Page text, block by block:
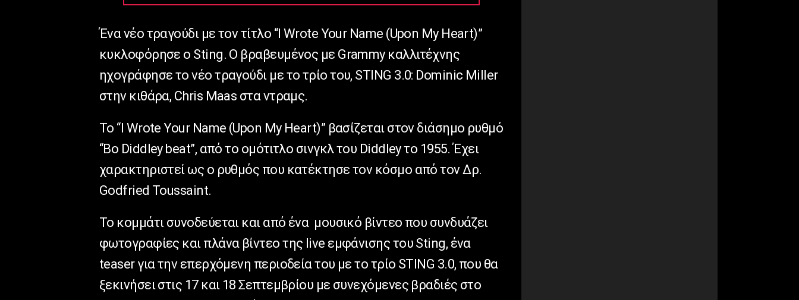
Ένα νέο τραγούδι με τον τίτλο “I Wrote Your Name (Upon My Heart)”
κυκλοφόρησε ο Sting. Ο βραβευμένος με Grammy καλλιτέχνης
ηχογράφησε το νέο τραγούδι με το τρίο του, STING 3.0: Dominic Miller
στην κιθάρα, Chris Maas στα ντραμς.
Το “I Wrote Your Name (Upon My Heart)” βασίζεται στον διάσημο ρυθμό
“Bo Diddley beat”, από το ομότιτλο σινγκλ του Diddley το 1955. Έχει
χαρακτηριστεί ως ο ρυθμός που κατέκτησε τον κόσμο από τον Δρ.
Godfried Toussaint.
Το κομμάτι συνοδεύεται και από ένα μουσικό βίντεο που συνδυάζει
φωτογραφίες και πλάνα βίντεο της live εμφάνισης του Sting, ένα
teaser για την επερχόμενη περιοδεία του με το τρίο STING 3.0, που θα
ξεκινήσει στις 17 και 18 Σεπτεμβρίου με συνεχόμενες βραδιές στο